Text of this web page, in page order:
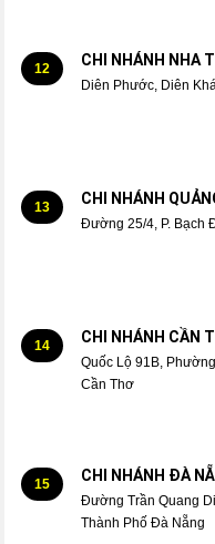
12 CHI NHÁNH NHA
Diên Phước, Diên
13 CHI NHÁNH
Đường 25/4, P. Bạch
14 CHI NHÁNH CẦN
Quốc Lộ 91B,
Cần Thơ
15 CHI NHÁNH ĐÀ
Đường Trần Quang
Thành Phố Đà Nẵng